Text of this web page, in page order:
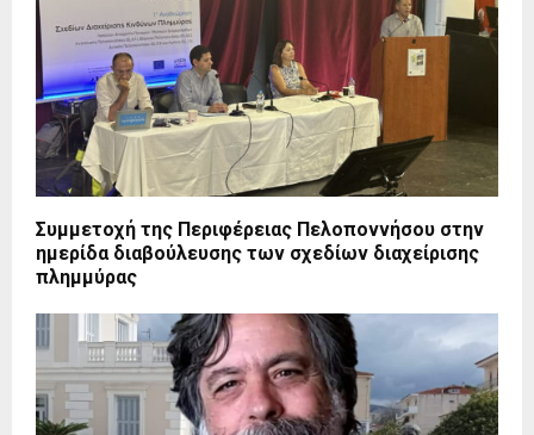
Συμμετοχή της Περιφέρειας Πελοποννήσου στην
ημερίδα διαβούλευσης των σχεδίων διαχείρισης
πλημμύρας